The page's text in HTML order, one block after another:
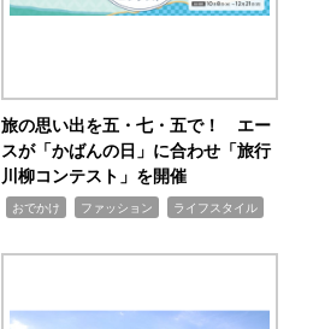
旅の思い出を五・七・五で！ エー
スが「かばんの日」に合わせ「旅行
川柳コンテスト」を開催
おでかけ ファッション ライフスタイル